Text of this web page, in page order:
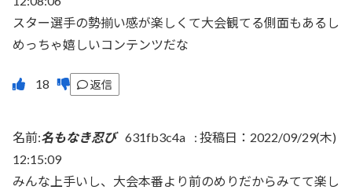
スター選手の勢揃い感が楽しくて大会観てる側面もあるし
めっちゃ嬉しいコンテンツだな
返信
名前:名もなき忍び 631fb3c4a : 投稿日：2022/09/29(木)
12:15:09
みんな上手いし、大会本番より前のめりだからみてて楽し